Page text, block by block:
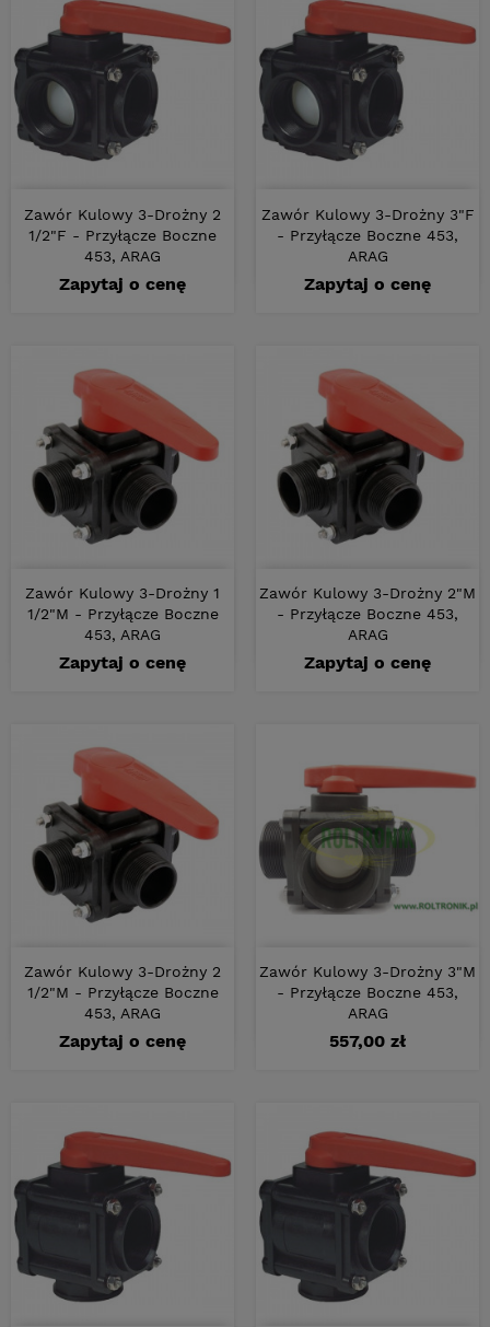
Zawór Kulowy 3-Drożny 2
1/2"F - Przyłącze Boczne
453, ARAG
Zapytaj o cenę
Zawór Kulowy 3-Drożny 3"F
- Przyłącze Boczne 453,
ARAG
Zapytaj o cenę
Zawór Kulowy 3-Drożny 1
1/2"M - Przyłącze Boczne
453, ARAG
Zapytaj o cenę
Zawór Kulowy 3-Drożny 2"M
- Przyłącze Boczne 453,
ARAG
Zapytaj o cenę
Zawór Kulowy 3-Drożny 2
1/2"M - Przyłącze Boczne
453, ARAG
Zapytaj o cenę
Zawór Kulowy 3-Drożny 3"M
- Przyłącze Boczne 453,
ARAG
Cena
557,00 zł